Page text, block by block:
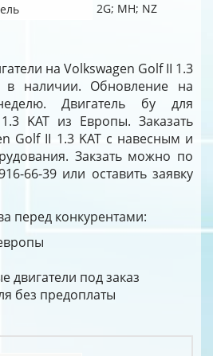
2G; MH; NZ
на Volkswagen Golf II 1.3
в наличии. Обновление на
Двигатель бу для
KAT из Европы. Заказать
Golf II 1.3 KAT с навесным и
Закзать можно по
66-39 или оставить заявку
перед конкурентами:
двигатели под заказ
без предоплаты